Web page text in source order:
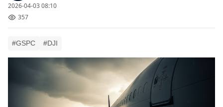
2026-04-03 08:10
357
#GSPC #DJI